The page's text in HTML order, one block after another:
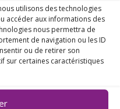
utilisons des technologies
accéder aux informations des
nous permettra de
de navigation ou les ID
ou de retirer son
sur certaines caractéristiques